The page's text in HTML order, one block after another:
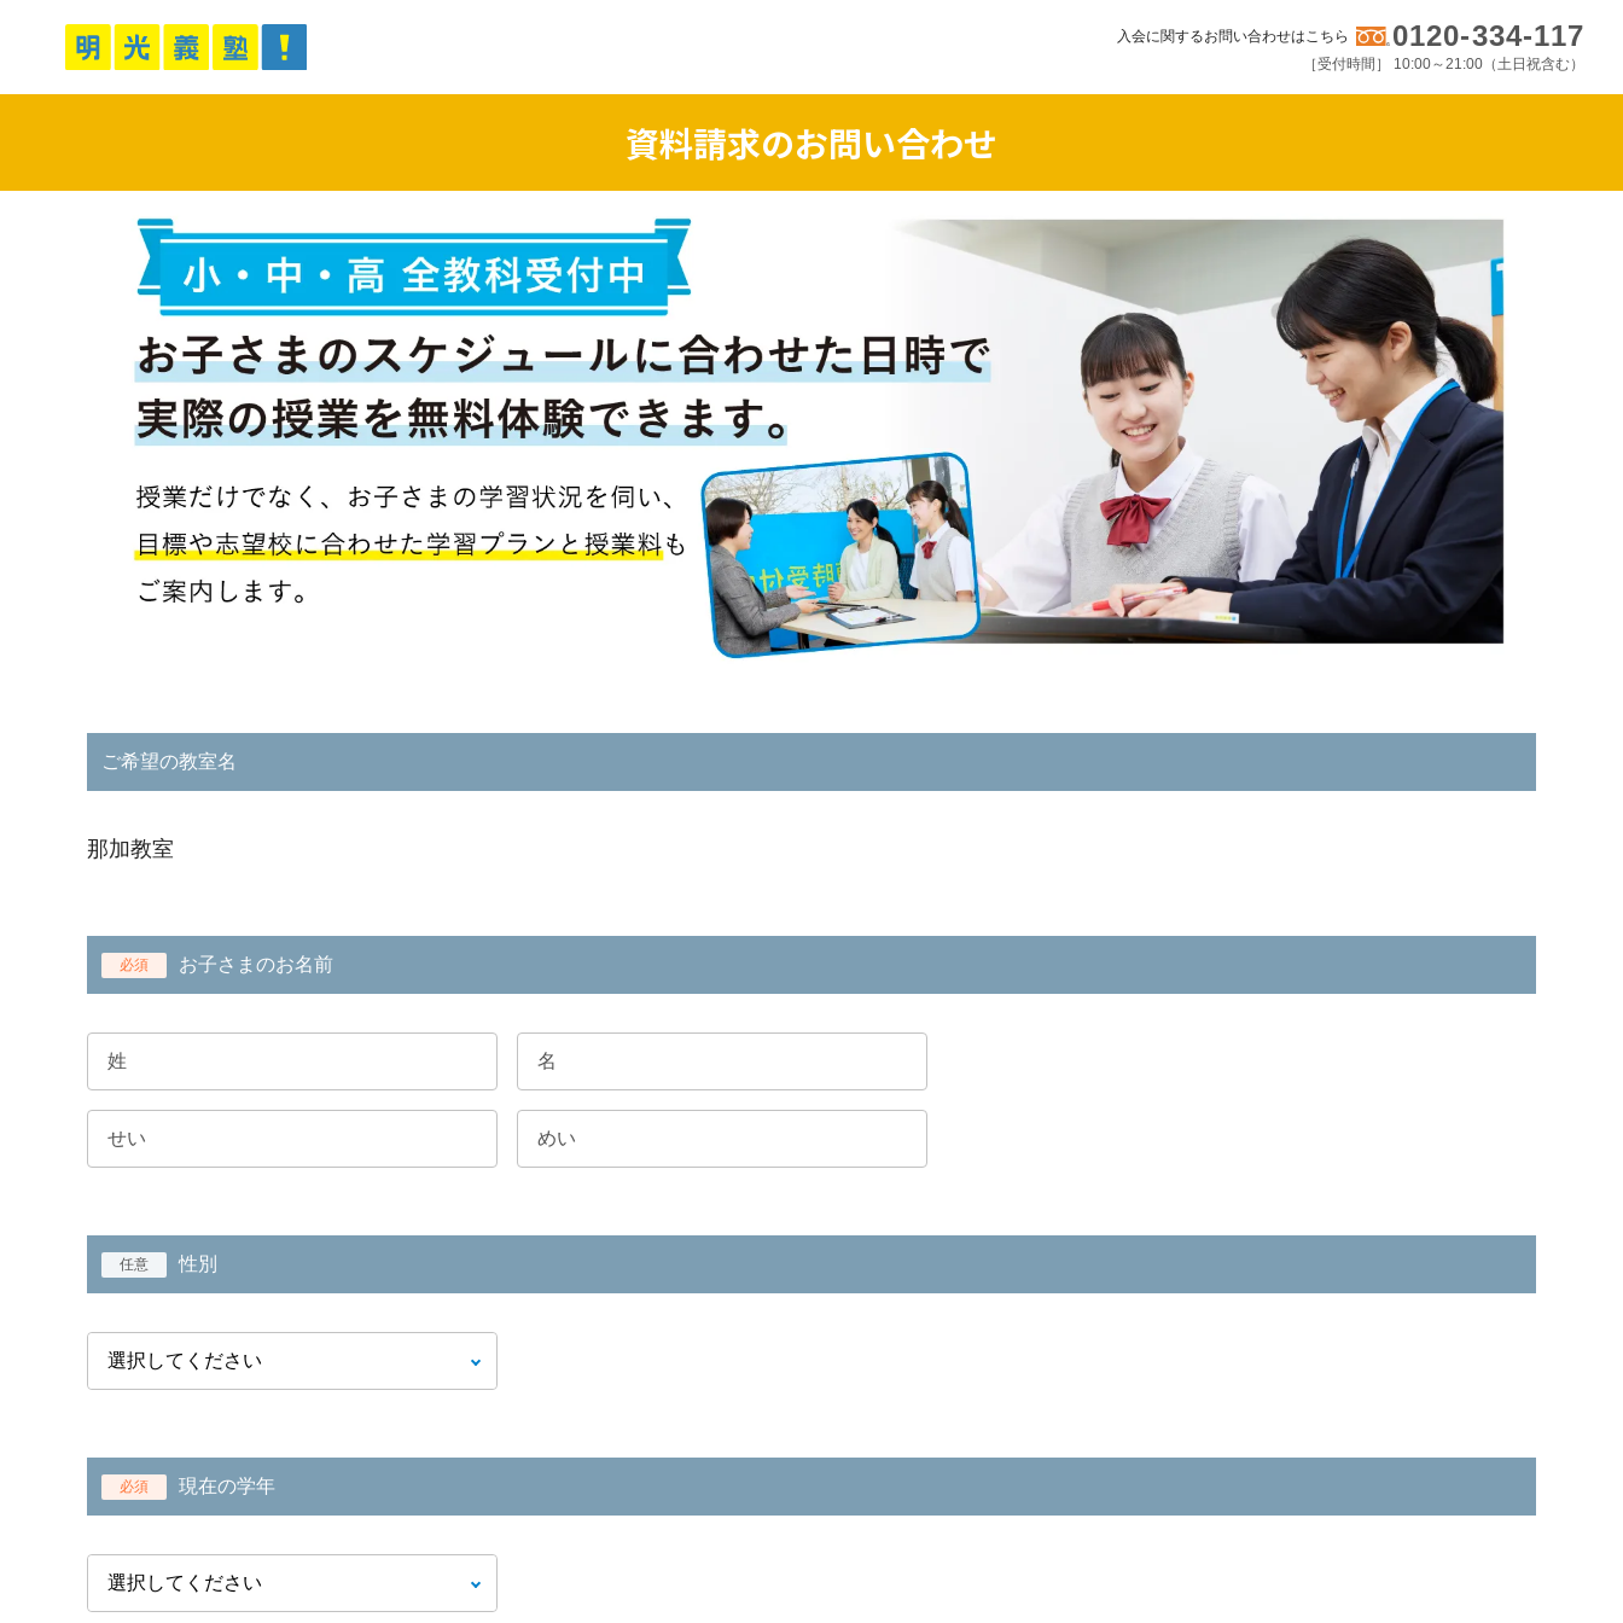
入会に関するお問い合わせはこちら 0120-334-117
［受付時間］ 10:00～21:00（土日祝含む）
資料請求のお問い合わせ
ご希望の教室名
那加教室
必須 お子さまのお名前
任意 性別
必須 現在の学年